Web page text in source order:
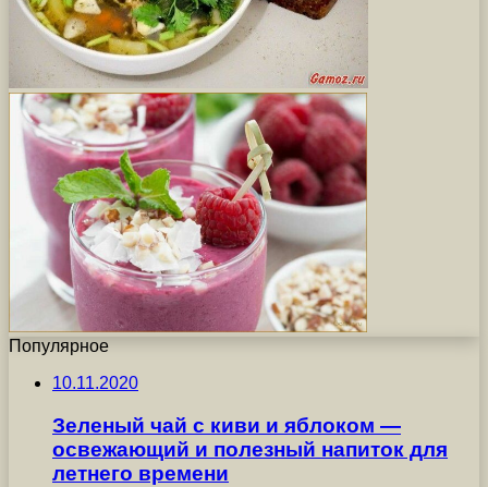
Популярное
10.11.2020
Зеленый чай с киви и яблоком —
освежающий и полезный напиток для
летнего времени